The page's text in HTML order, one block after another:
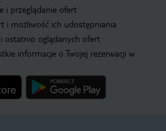
i przeglądanie ofert
i możliwość ich udostępniania
ostatnio oglądanych ofert
informacje o Twojej rezerwacji w